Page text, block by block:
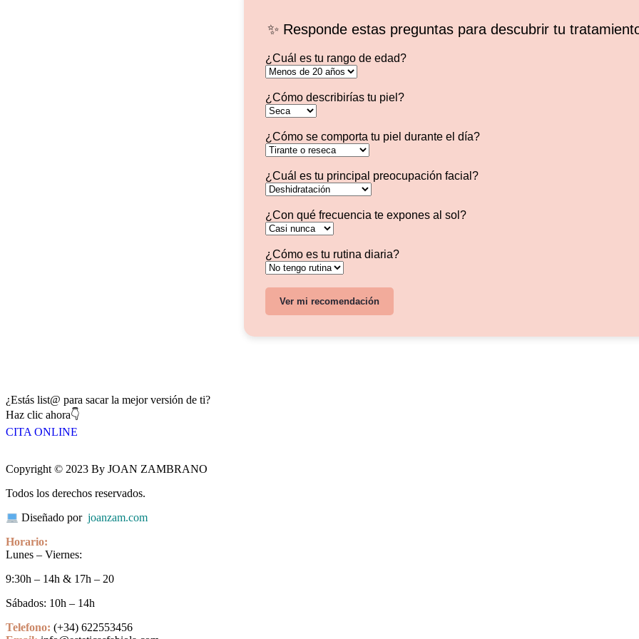
✨ Responde estas preguntas para descubrir tu
¿Cuál es tu rango de edad?
¿Cómo describirías tu piel?
¿Cómo se comporta tu piel durante el día?
¿Cuál es tu principal preocupación facial?
¿Con qué frecuencia te expones al sol?
¿Cómo es tu rutina diaria?
Ver mi recomendación
¿Estás list@ para sacar la mejor versión de ti?
Haz clic ahora👇
CITA ONLINE
Copyright © 2023 By JOAN ZAMBRANO
Todos los derechos reservados.
Diseñado porjoanzam.com
Horario:
Lunes – Viernes:
9:30h – 14h & 17h – 20
Sábados: 10h – 14h
Telefono: (+34) 622553456